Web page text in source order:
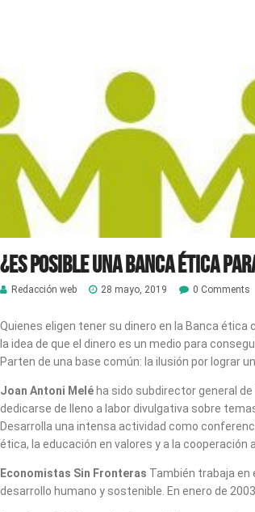
¿Es posible una Banca ética
Redacción web 28 mayo, 2019 0 Comments
Quienes eligen tener su dinero en la Banca
la idea de que el dinero es un medio para
Parten de una base común: la ilusión por lograr
Joan Antoni Meléha sido subdirector general de
dedicarse de lleno a labor divulgativa sobre
Desarrolla una intensa actividad como
ética, la educación en valores y a la cooperación
Economistas Sin Fronteras También trabaja en
desarrollo humano y sostenible. En enero de